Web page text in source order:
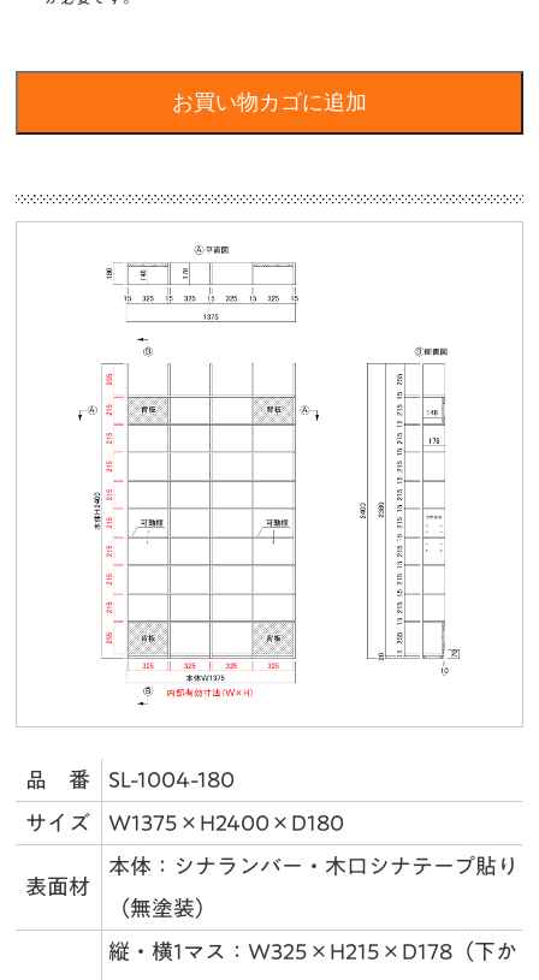
お買い物カゴに追加
品 番
SL-1004-180
サイズ
W1375×H2400×D180
表面材
本体：シナランバー・木口シナテープ貼り
（無塗装）
縦・横1マス：W325×H215×D178（下か